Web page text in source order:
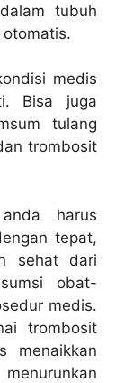
tubuh
medis
Bisa juga
tulang
trombosit
harus
tepat,
sehat dari
obat-
medis.
trombosit
menaikkan